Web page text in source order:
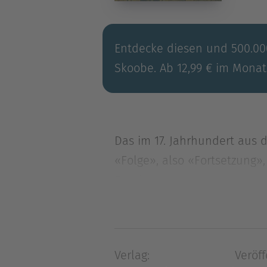
Entdecke diesen und
Skoobe. Ab 12,99 € im
Das im 17. Jahrhundert
«Folge», also
Das im 17. Jahrhundert
zunächst loser, später
Verlag: